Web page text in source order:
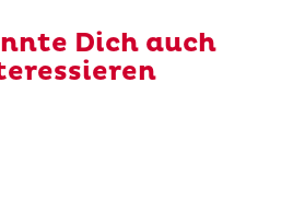
Dich auch